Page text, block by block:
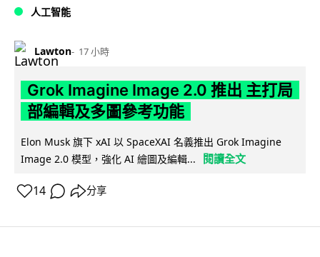
人工智能
Lawton 17 小時
Grok Imagine Image 2.0 推出 主打局
部編輯及多圖參考功能
Elon Musk 旗下 xAI 以 SpaceXAI 名義推出 Grok Imagine
Image 2.0 模型，強化 AI 繪圖及編輯...
閱讀全文
14 分享